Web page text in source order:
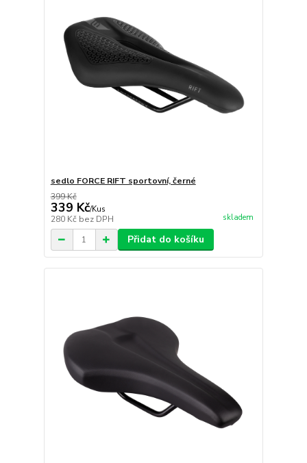
sedlo FORCE RIFT sportovní, černé
399 Kč
339 Kč/Kus
280 Kč bez DPH skladem
Přidat do košíku